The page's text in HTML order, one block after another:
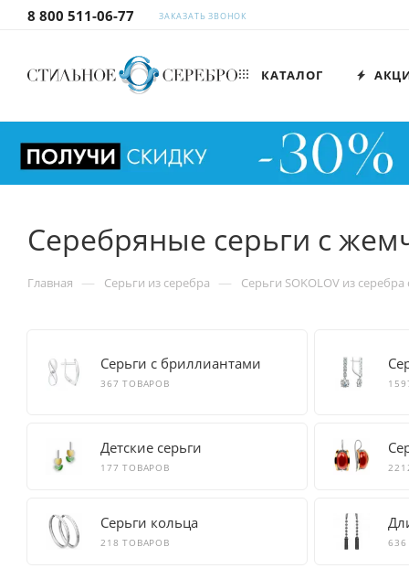
8 800 511-06-77 ЗАКАЗАТЬ ЗВОНОК
КАТАЛОГ
Серебряные серьги с
Главная — Серьги из серебра — Серьги SOKOLOV из
Серьги с бриллиантами
367 ТОВАРОВ
Детские серьги
177 ТОВАРОВ
Серьги кольца
218 ТОВАРОВ